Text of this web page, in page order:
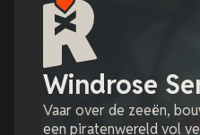
Windrose
Vaar over de zeeën,
een piratenwereld vol